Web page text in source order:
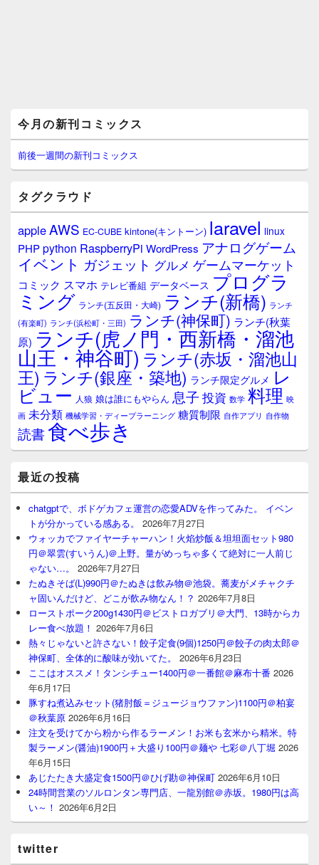
イ
ン
サ
イ
ウ
ィ
ジ
ェ
ア
今月の新刊コミックス
前後一週間の新刊コミックス
タグクラウド
appleAWS EC-CUBE kintone(キントーン) laravel linux
PHPpython RaspberryPi WordPress アナログゲーム
イベント ガジェット グルメ ゲームマーケット
コミック スマホ テレビ番組 データベース プログラ
ミング ランチ(五反田・大崎) ランチ(新橋) ランチ
(有楽町) ランチ(浜松町・三田) ランチ(神保町) ランチ(秋葉
原) ランチ(虎ノ門・西新橋・溜池
山王・神谷町) ランチ(赤坂・溜池山
王) ランチ(銀座・築地) ランチ限定グルメ レ
ビュー 人狼 娘は誰にもやらん 息子 投資 数学 料理 映
画 未分類 機械学習・ディープラーニング 糖質制限 自作アプリ 自作物
読書食べ歩き
最近の投稿
chatgptで、ボドゲカフェ運営の恋愛ADVを作ってみた。 イベン
トが分かっている感ある。
2026年7月27日
ウォッカでファイヤーチャーハン！火焰炒飯＆坦坦面セット980
円＠翠雲(すいうん)＠上野。量がめっちゃ多くて絶対に一人前じ
ゃない…。
2026年7月27日
たぬきそば(L)990円＠たぬきは飲み物＠池袋。蕎麦がメチャクチ
ャ固いんだけど、どこが飲み物なん！？ 2026年7月8日
ローストポーク200g1430円＠ビストロガブリ＠大門、13時からカ
レー食べ放題！ 2026年7月6日
熱々じゃないと許さない！餃子定食(9個)1250円＠餃子の肉太郎＠
神保町、全体的に酸味が効いてた。
2026年6月23日
ここはオススメ！タンシチュー1400円＠一番館＠麻布十番 2026
年6月17日
豚すね煮込みセット(猪肘飯＝ジュージョウファン)1100円＠柏宴
＠秋葉原 2026年6月16日
注文を受けてから粉から作るラーメン！お米も玄米から精米。特
製ラーメン(醤油)1900円＋大盛り100円＠麺や 七彩＠八丁堀 2026
年6月15日
あじたたき大盛定食1500円＠ひげ勘＠神保町 2026年6月10日
24時間営業のソルロンタン専門店、一龍別館＠赤坂。1980円は高
い～！ 2026年6月2日
twitter